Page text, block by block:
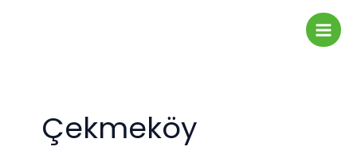
Main
Çekmeköy